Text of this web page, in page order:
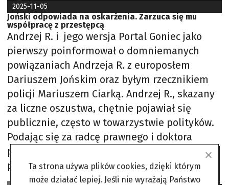
2025-11-05
Joński odpowiada na oskarżenia. Zarzuca się mu
współpracę z przestępcą
Andrzej R. i jego wersja Portal Goniec jako
pierwszy poinformował o domniemanych
powiązaniach Andrzeja R. z europosłem
Dariuszem Jońskim oraz byłym rzecznikiem
policji Mariuszem Ciarką. Andrzej R., skazany
za liczne oszustwa, chętnie pojawiał się
publicznie, często w towarzystwie polityków.
Podając się za radcę prawnego i doktora
prawa, wyłudzał pieniądze od swoich ofiar, a
przed rozpoczęciem
SJS na podst. Wirtualna Polska, Salon24, Polsat News
Ta strona używa plików cookies, dzięki którym
może działać lepiej. Jeśli nie wyrażają Państwo